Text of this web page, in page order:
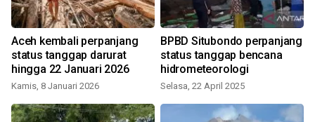
Aceh kembali perpanjang
status tanggap darurat
hingga 22 Januari 2026
Kamis, 8 Januari 2026
BPBD Situbondo perpanjang
status tanggap bencana
hidrometeorologi
Selasa, 22 April 2025